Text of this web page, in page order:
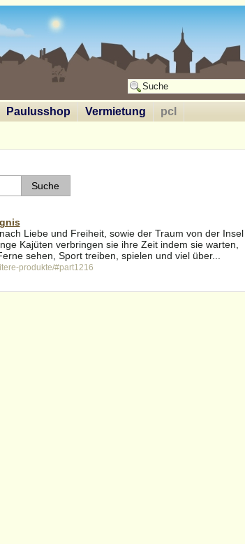
Paulusshop Vermietung pcl
Liebe und Freiheit, sowie der Traum von der Insel
Kajüten verbringen sie ihre Zeit indem sie warten,
sehen, Sport treiben, spielen und viel über...
produkte/#part1216